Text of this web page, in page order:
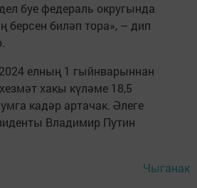
буе федераль округында
биләп тора», – дип
елның 1 гыйнварыннан
хакы күләме 18,5
кадәр артачак. Әлеге
Владимир Путин
Чыганак